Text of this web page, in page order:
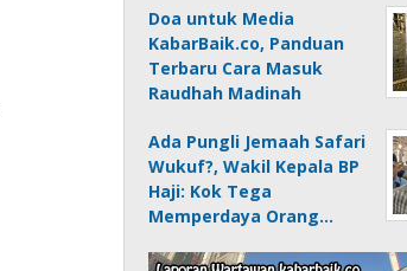
Doa untuk Media
KabarBaik.co, Panduan
Terbaru Cara Masuk
Raudhah Madinah
Ada Pungli Jemaah Safari
Wukuf?, Wakil Kepala BP
Haji: Kok Tega
Memperdaya Orang…